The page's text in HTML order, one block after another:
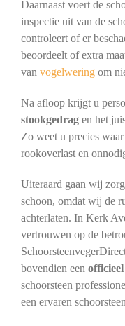
Daarnaast voert de
inspectie uit van de
controleert of er
beoordeelt of extra
van vogelweringom
Na afloop krijgt u
stookgedragen het
Zo weet u precies
rookoverlast en
Uiteraard gaan wij
schoon, omdat wij de
achterlaten. In Kerk
vertrouwen op de
bovendien een
schoorsteen
een ervaren